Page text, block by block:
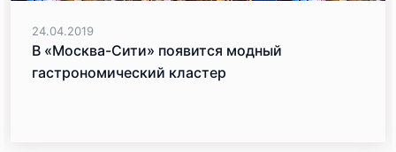
24.04.2019
В «Москва-Сити» появится модный
гастрономический кластер